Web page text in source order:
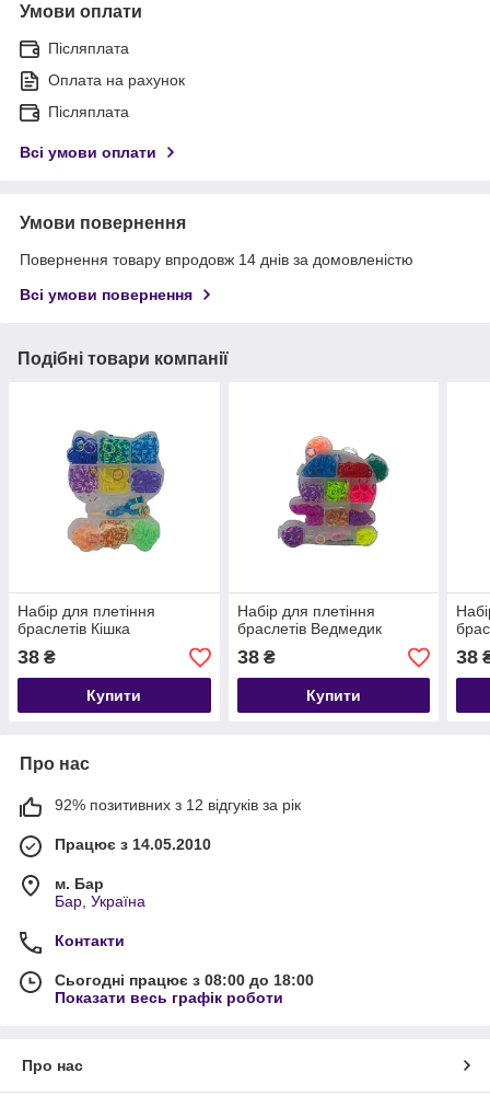
Умови оплати
Післяплата
Оплата на рахунок
Післяплата
Всі умови оплати
Умови повернення
Повернення товару впродовж 14 днів за домовленістю
Всі умови повернення
Подібні товари компанії
Набір для плетіння
браслетів Кішка
38 ₴
Купити
Набір для плетіння
браслетів Ведмедик
38₴
Купити
38
Про нас
92% позитивних з 12 відгуків за рік
Працює з 14.05.2010
м. Бар
Бар, Україна
Контакти
Сьогодні працює з 08:00 до 18:00
Показати весь графік роботи
Про нас